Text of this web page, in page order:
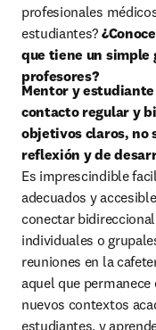
profesionales
estudiantes?
que tiene un simple
profesores?
Mentor y
contacto regular y
objetivos claros, no
reflexión y de
Es imprescindible
adecuados y
conectar
individuales o
reuniones en la
aquel que
nuevos contextos
estudiantes, y